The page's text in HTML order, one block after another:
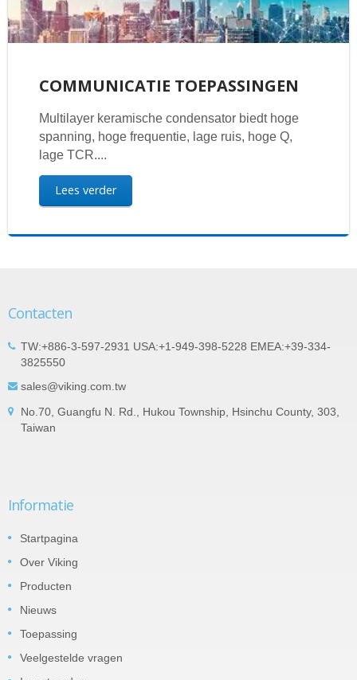
COMMUNICATIE TOEPASSINGEN
Multilayer keramische condensator biedt hoge
spanning, hoge frequentie, lage ruis, hoge Q,
lage TCR....
Lees verder
Contacten
TW:+886-3-597-2931 USA:+1-949-398-5228 EMEA:+39-334-
3825550
sales@viking.com.tw
No.70, Guangfu N. Rd., Hukou Township, Hsinchu County, 303,
Taiwan
Informatie
Startpagina
Over Viking
Producten
Nieuws
Toepassing
Veelgestelde vragen